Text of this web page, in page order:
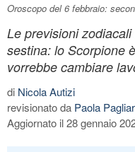
Oroscopo del 6 febbraio:
Le previsioni
sestina: lo Scorpione
vorrebbe cambiare
di Nicola Autizi
revisionato da Paola
Aggiornato il 28 gennaio